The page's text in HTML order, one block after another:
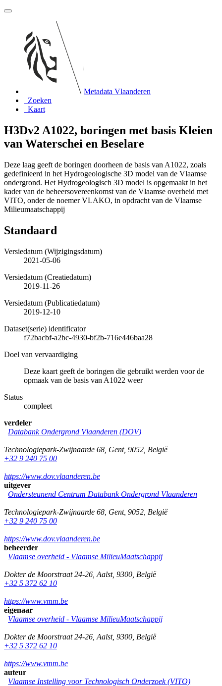
Metadata Vlaanderen
Zoeken
Kaart
H3Dv2 A1022, boringen met basis Kleien
van Waterschei en Beselare
Deze laag geeft de boringen doorheen de basis van A1022, zoals
gedefinieerd in het Hydrogeologische 3D model van de Vlaamse
ondergrond. Het Hydrogeologisch 3D model is opgemaakt in het
kader van de beheersovereenkomst van de Vlaamse overheid met
VITO, onder de noemer VLAKO, in opdracht van de Vlaamse
Milieumaatschappij
Standaard
Versiedatum (Wijzigingsdatum)
2021-05-06
Versiedatum (Creatiedatum)
2019-11-26
Versiedatum (Publicatiedatum)
2019-12-10
Dataset(serie) identificator
f72bacbf-a2bc-4930-bf2b-716e446baa28
Doel van vervaardiging
Deze kaart geeft de boringen die gebruikt werden voor de
opmaak van de basis van A1022 weer
Status
compleet
verdeler
Databank Ondergrond Vlaanderen (DOV)
Technologiepark-Zwijnaarde 68 Gent, 9052 België
+32 9 240 75 00
https://www.dov.vlaanderen.be
uitgever
Ondersteunend Centrum Databank Ondergrond Vlaanderen
Technologiepark-Zwijnaarde 68 Gent, 9052 België
+32 9 240 75 00
https://www.dov.vlaanderen.be
beheerder
Vlaamse overheid - Vlaamse MilieuMaatschappij
Dokter de Moorstraat 24-26 Aalst, 9300 België
+32 5 372 62 10
https://www.vmm.be
eigenaar
Vlaamse overheid - Vlaamse MilieuMaatschappij
Dokter de Moorstraat 24-26 Aalst, 9300 België
+32 5 372 62 10
https://www.vmm.be
auteur
Vlaamse Instelling voor Technologisch Onderzoek (VITO)